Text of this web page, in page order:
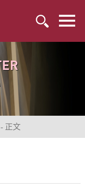
- 正文